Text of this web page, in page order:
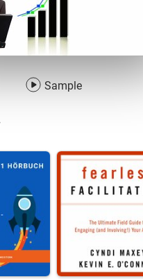
Sample